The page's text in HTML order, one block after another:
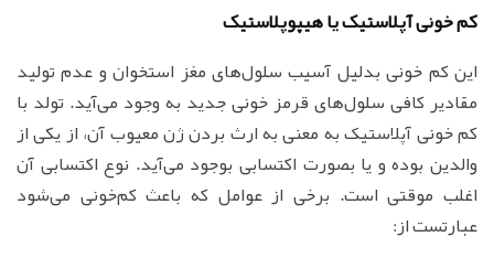
کم خونی آپلاستیک یا هیپوپلاستیک
این کم خونی بدلیل آسیب سلول‌های مغز استخوان و عدم تولید
مقادیر کافی سلول‌های قرمز خونی جدید به وجود می‌آید. تولد با
کم خونی آپلاستیک به معنی به ارث بردن ژن معیوب آن، از یکی از
والدین بوده و یا بصورت اکتسابی بوجود می‌آید. نوع اکتسابی آن
اغلب موقتی است. برخی از عوامل که باعث کم‌خونی می‌شود
عبارتست از: